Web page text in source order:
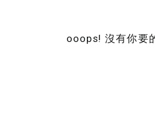
ooops! 沒有你要